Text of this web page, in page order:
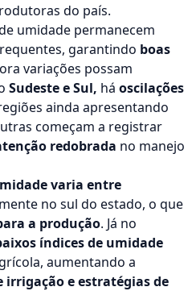
do país.
umidade permanecem
garantindo boas
variações possam
Sudeste e Sul, há oscilações
ainda apresentando
começam a registrar
redobrada no manejo
varia entre
no sul do estado, o que
a produção. Já no
índices de umidade
aumentando a
irrigação e estratégias de